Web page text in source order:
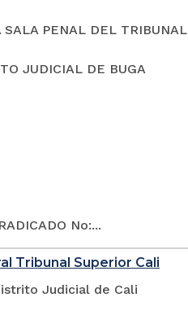
SALA PENAL DEL TRIBUNAL
JUDICIAL DE BUGA
No:...
Tribunal Superior Cali
Judicial de Cali